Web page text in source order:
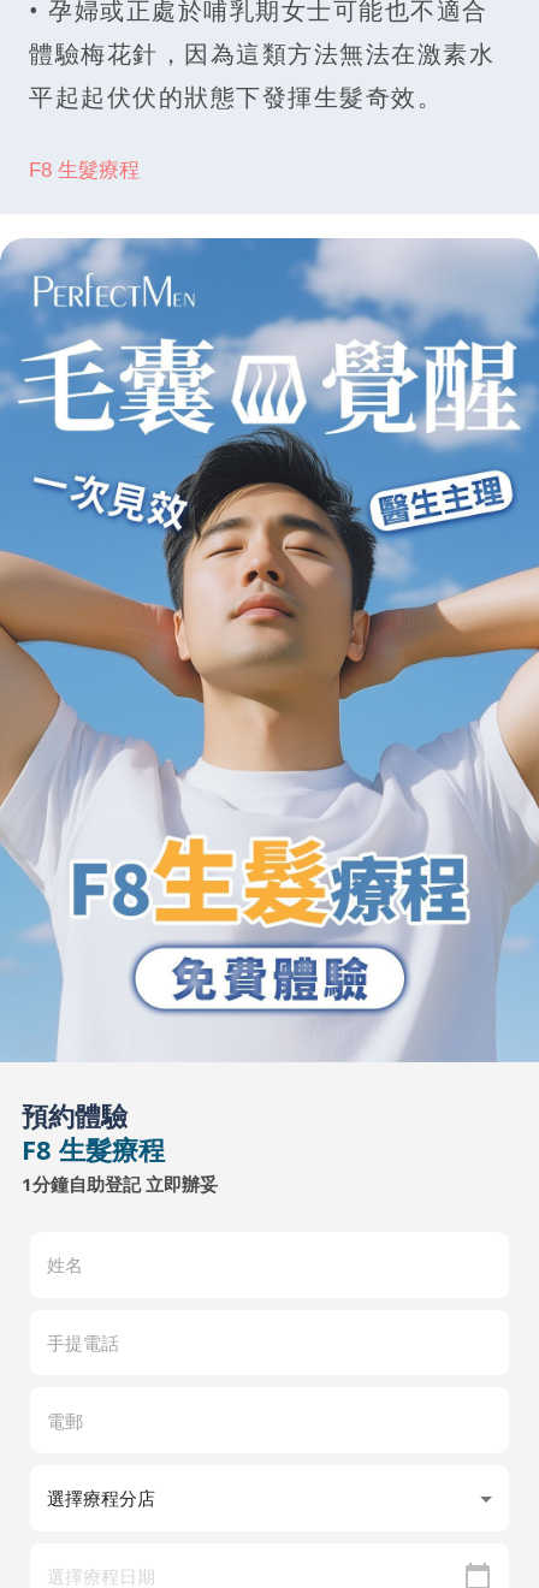
• 孕婦或正處於哺乳期女士可能也不適合
體驗梅花針，因為這類方法無法在激素水
平起起伏伏的狀態下發揮生髮奇效。
F8 生髮療程
預約體驗
F8 生髮療程
1分鐘自助登記 立即辦妥